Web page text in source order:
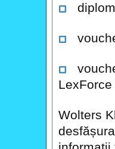
LexForce
Wolters